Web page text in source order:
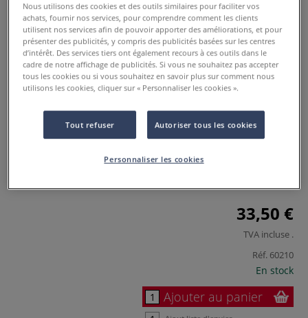
Set 12 rollers Gelly Roll Moonlight
Sakura
0 Commentaires
Idéal pour dessiner, écrire pour le bujo ou pour décorer.
33,50 €
TVA incluse .
Réf. 60210
En stock
Ajouter au panier
Nous utilisons des cookies et des outils similaires pour faciliter vos
achats, fournir nos services, pour comprendre comment les clients
utilisent nos services afin de pouvoir apporter des améliorations, et pour
présenter des publicités, y compris des publicités basées sur les centres
d’intérêt. Des services tiers ont également recours à ces outils dans le
cadre de notre affichage de publicités. Si vous ne souhaitez pas accepter
tous les cookies ou si vous souhaitez en savoir plus sur comment nous
utilisons les cookies, cliquer sur « Personnaliser les cookies ».
Tout refuser Autoriser tous les cookies
Personnaliser les cookies